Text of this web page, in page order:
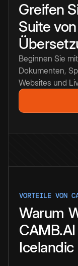
Greifen
Suite
Beginnen Sie
Dokumenten,
Websites und
VORTEILE VON
Warum
CAMB.AI
Icelandic